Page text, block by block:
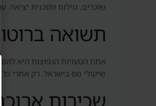
שוכרים, נזילות ותוכנית
תשואה
אחת הטעויות הנפוצות היא
שיקולי מס בישראל. רק אחרי
שכירות